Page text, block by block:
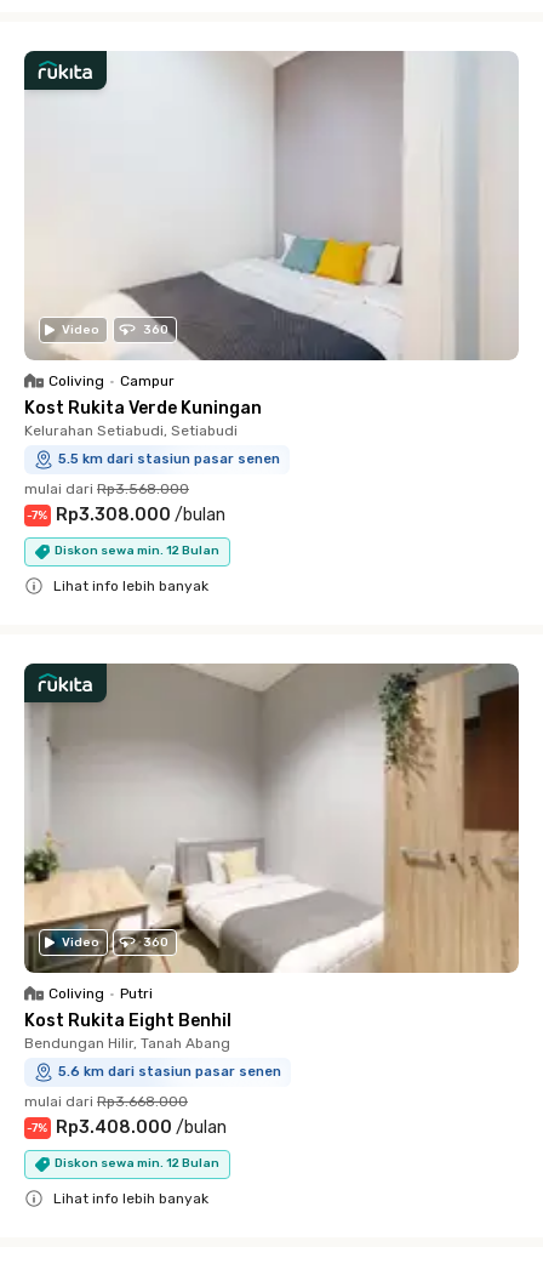
Video 360
Coliving • Campur
Kost Rukita Verde Kuningan
Kelurahan Setiabudi, Setiabudi
5.5 km dari stasiun pasar senen
mulai dari Rp3.568.000
-7% Rp3.308.000 /bulan
Diskon sewa min. 12 Bulan
Lihat info lebih banyak
Video 360
Coliving • Putri
Kost Rukita Eight Benhil
Bendungan Hilir, Tanah Abang
5.6 km dari stasiun pasar senen
mulai dari Rp3.668.000
-7% Rp3.408.000 /bulan
Diskon sewa min. 12 Bulan
Lihat info lebih banyak